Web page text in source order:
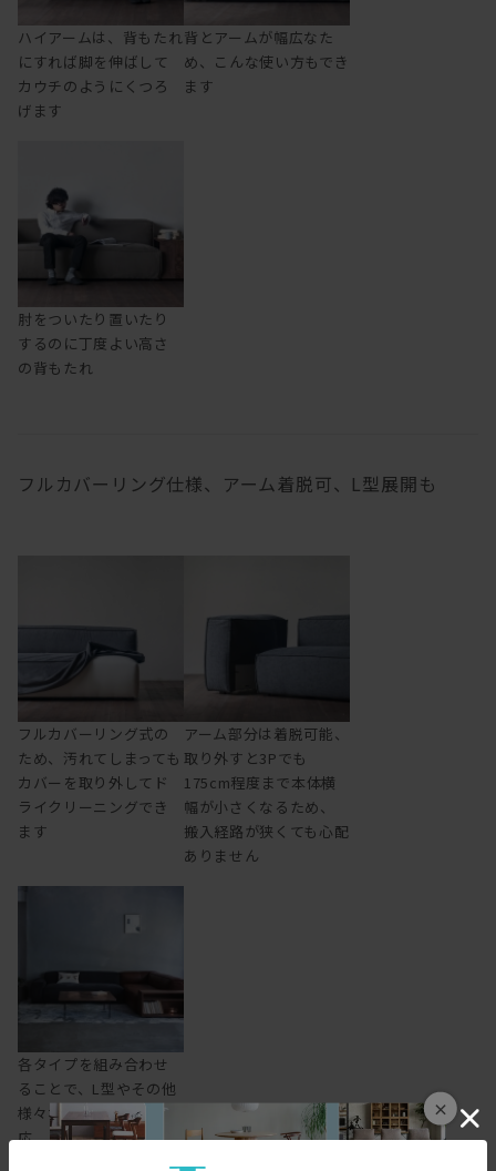
×
ハイアームは、背もたれ
にすれば脚を伸ばして
カウチのようにくつろ
げます
背とアームが幅広なた
め、こんな使い方もでき
ます
肘をついたり置いたり
するのに丁度よい高さ
の背もたれ
フルカバーリング仕様、アーム着脱可、L型展開も
フルカバーリング式の
ため、汚れてしまっても
カバーを取り外してド
ライクリーニングでき
ます
アーム部分は着脱可能、
取り外すと3Pでも
175cm程度まで本体横
幅が小さくなるため、
搬入経路が狭くても心配
ありません
各タイプを組み合わせ
ることで、L型やその他
様々なレイアウトに対
応